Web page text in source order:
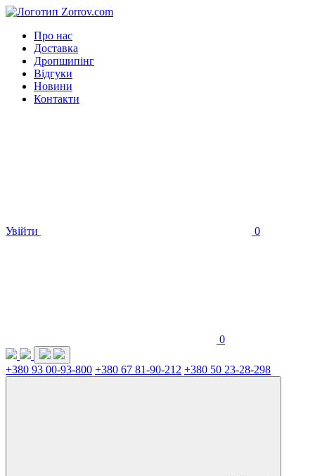
Про нас
Доставка
Дропшипінг
Відгуки
Новини
Контакти
Увійти 0
0
+380 93 00-93-800 +380 67 81-90-212 +380 50 23-28-298